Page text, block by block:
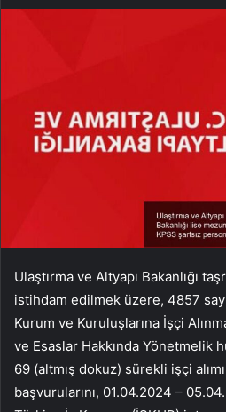
Ulaştırma ve Altyapı Bakanlığı
istihdam edilmek üzere, 4857
Kurum ve Kuruluşlarına İşçi
ve Esaslar Hakkında Yönetmelik
69 (altmış dokuz) sürekli işçi
başvurularını, 01.04.2024 –